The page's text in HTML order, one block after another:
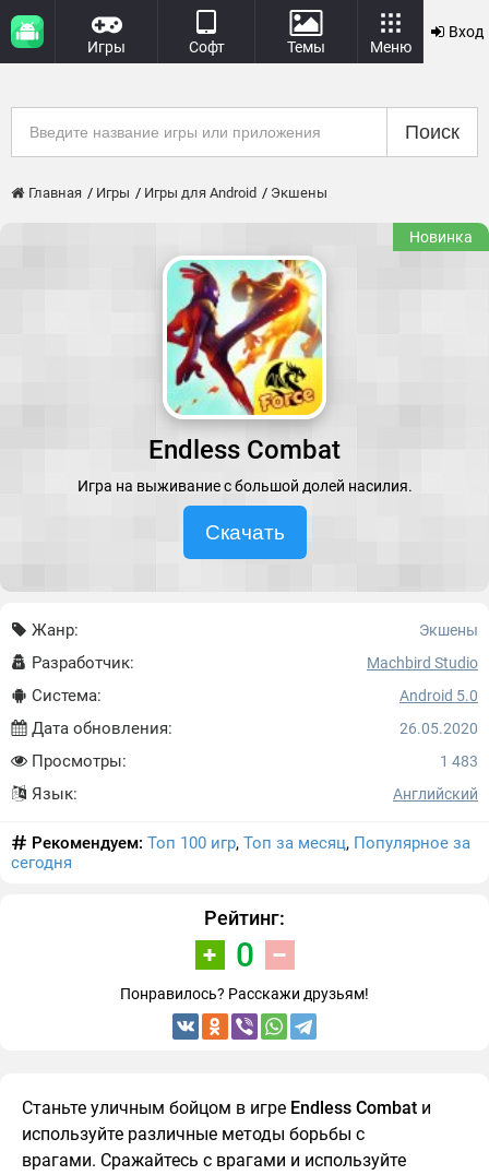
Игры Софт Темы Меню
Вход
Поиск
Главная Игры Игры для Android Экшены
Новинка
Endless Combat
Игра на выживание с большой долей насилия.
Скачать
Жанр: Экшены
Разработчик: Machbird Studio
Система: Android 5.0
Дата обновления: 26.05.2020
Просмотры: 1 483
Язык: Английский
Рекомендуем: Топ 100 игр, Топ за месяц, Популярное за
сегодня
Рейтинг:
0
Понравилось? Расскажи друзьям!
Станьте уличным бойцом в игре Endless Combat и
используйте различные методы борьбы с
врагами. Сражайтесь с врагами и используйте